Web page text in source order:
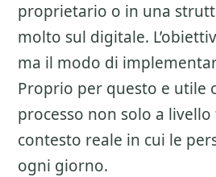
proprietario o in una
molto sul digitale.
ma il modo di
Proprio per questo e utile
processo non solo a
contesto reale in cui le
ogni giorno.